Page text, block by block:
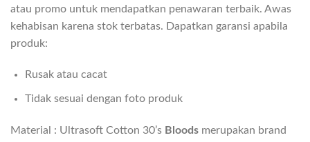
atau promo untuk mendapatkan penawaran terbaik. Awas
kehabisan karena stok terbatas. Dapatkan garansi apabila
produk:
Rusak atau cacat
Tidak sesuai dengan foto produk
Material : Ultrasoft Cotton 30’s Bloods merupakan brand